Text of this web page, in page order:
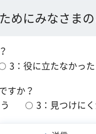
めにみなさま
3：役に立たなかった
すか？
3：見つけに